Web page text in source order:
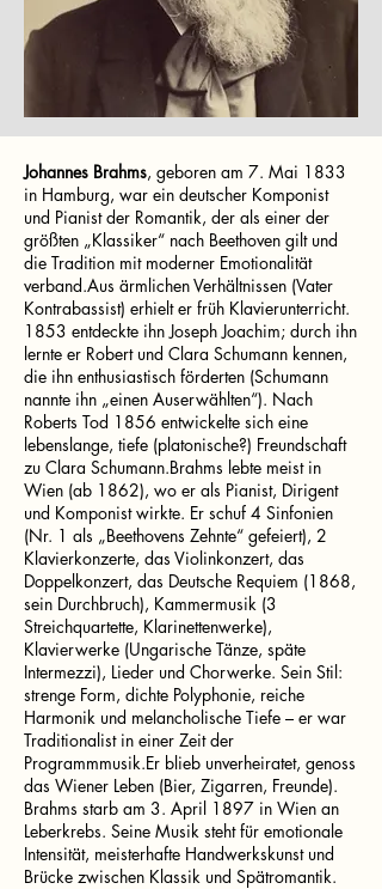
Johannes Brahms, geboren am 7. Mai 1833
in Hamburg, war ein deutscher Komponist
und Pianist der Romantik, der als einer der
größten „Klassiker“ nach Beethoven gilt und
die Tradition mit moderner Emotionalität
verband.Aus ärmlichen Verhältnissen (Vater
Kontrabassist) erhielt er früh Klavierunterricht.
1853 entdeckte ihn Joseph Joachim; durch ihn
lernte er Robert und Clara Schumann kennen,
die ihn enthusiastisch förderten (Schumann
nannte ihn „einen Auserwählten“). Nach
Roberts Tod 1856 entwickelte sich eine
lebenslange, tiefe (platonische?) Freundschaft
zu Clara Schumann.Brahms lebte meist in
Wien (ab 1862), wo er als Pianist, Dirigent
und Komponist wirkte. Er schuf 4 Sinfonien
(Nr. 1 als „Beethovens Zehnte“ gefeiert), 2
Klavierkonzerte, das Violinkonzert, das
Doppelkonzert, das Deutsche Requiem (1868,
sein Durchbruch), Kammermusik (3
Streichquartette, Klarinettenwerke),
Klavierwerke (Ungarische Tänze, späte
Intermezzi), Lieder und Chorwerke. Sein Stil:
strenge Form, dichte Polyphonie, reiche
Harmonik und melancholische Tiefe – er war
Traditionalist in einer Zeit der
Programmmusik.Er blieb unverheiratet, genoss
das Wiener Leben (Bier, Zigarren, Freunde).
Brahms starb am 3. April 1897 in Wien an
Leberkrebs. Seine Musik steht für emotionale
Intensität, meisterhafte Handwerkskunst und
Brücke zwischen Klassik und Spätromantik.